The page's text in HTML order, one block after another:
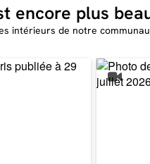
encore plus
intérieurs de notre